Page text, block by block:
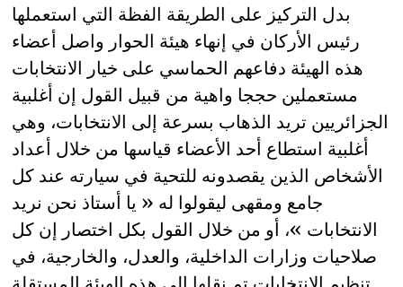
بدل التركيز على الطريقة الفظة التي استعملها
رئيس الأركان في إنهاء هيئة الحوار واصل أعضاء
هذه الهيئة دفاعهم الحماسي على خيار الانتخابات
مستعملين حججا واهية من قبيل القول إن أغلبية
الجزائريين تريد الذهاب بسرعة إلى الانتخابات، وهي
أغلبية استطاع أحد الأعضاء قياسها من خلال أعداد
الأشخاص الذين يقصدونه للتحية في سيارته عند كل
جامع ومقهى ليقولوا له « يا أستاذ نحن نريد
الانتخابات »، أو من خلال القول بكل اختصار إن كل
صلاحيات وزارات الداخلية، والعدل، والخارجية، في